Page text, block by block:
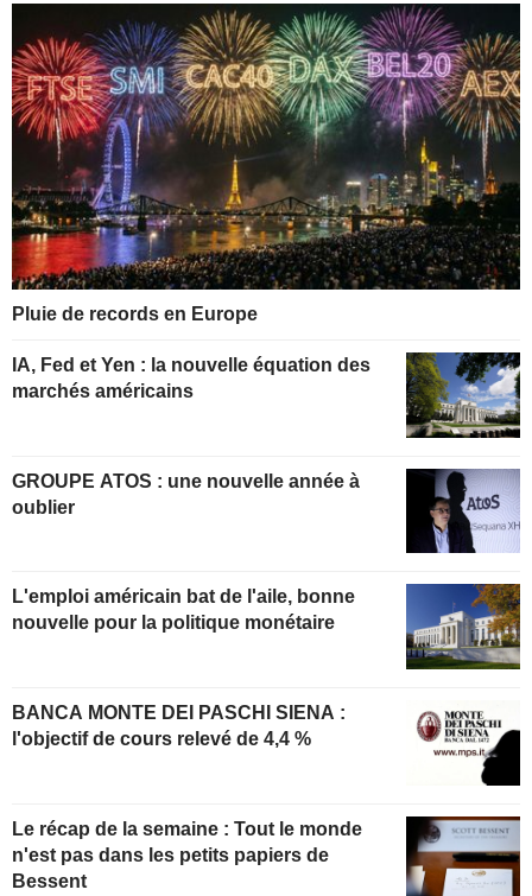
Pluie de records en Europe
IA, Fed et Yen : la nouvelle équation des
marchés américains
GROUPE ATOS : une nouvelle année à
oublier
L'emploi américain bat de l'aile, bonne
nouvelle pour la politique monétaire
BANCA MONTE DEI PASCHI SIENA :
l'objectif de cours relevé de 4,4 %
Le récap de la semaine : Tout le monde
n'est pas dans les petits papiers de
Bessent